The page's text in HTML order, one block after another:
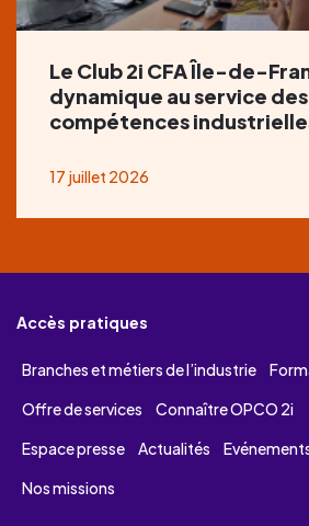
Le Club 2i CFA Île-de-
dynamique au service des
compétences
17 juillet 2026
Accès pratiques
Branches et métiers de l’industrie
Offre de services
Connaître OPCO 2i
Espace presse
Actualités
Nos missions